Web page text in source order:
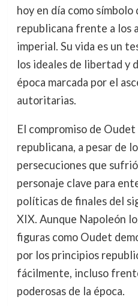
hoy en día como
republicana frente a los
imperial. Su vida es un
los ideales de libertad y
época marcada por el
autoritarias.
El compromiso de Oudet
republicana, a pesar de
persecuciones que
personaje clave para
políticas de finales del
XIX. Aunque Napoleón
figuras como Oudet
por los principios
fácilmente, incluso
poderosas de la época.